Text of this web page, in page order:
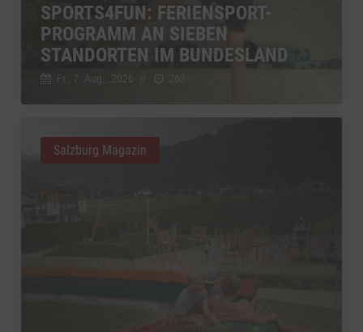
SPORTS4FUN: FERIENSPORT-
PROGRAMM AN SIEBEN
STANDORTEN IM BUNDESLAND
Fr., 7. Aug.. 2026 263
Salzburg Magazin